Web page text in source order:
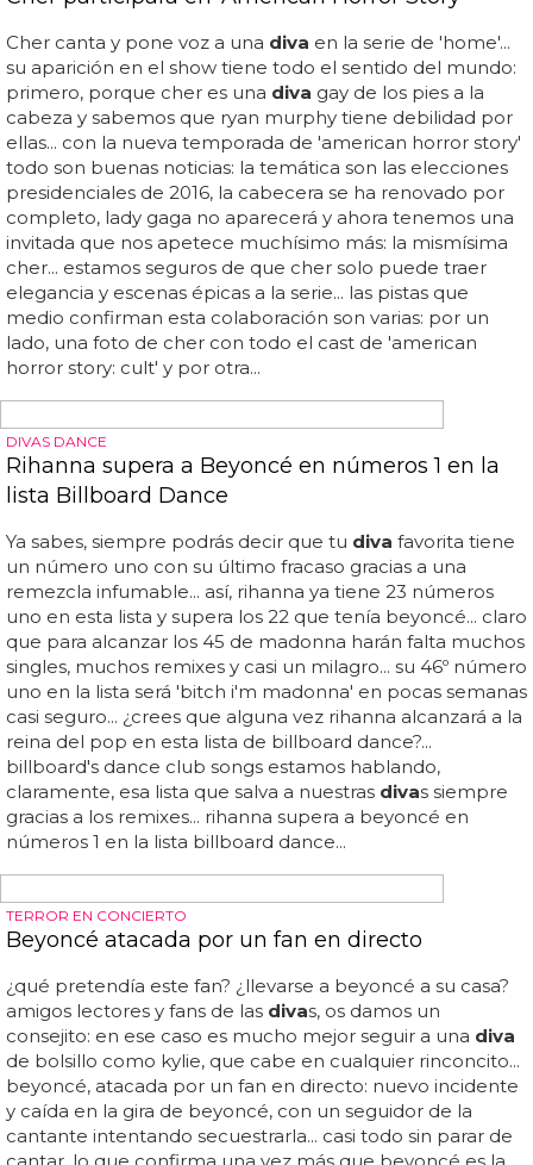
BRILLANTE
Pamela Anderson, más diva que nunca en una
sesión a cargo de Mario Testino
El habitual de madonna y lady di se ha soltado de todo
prejuicio y ha realizado unas fotos de lo más elegantes y
sensuales con la que fuediva
marcan los pezones, pero tampoco nos vamos a
escandalizar por algo que hemos visto más veces que la
cabecera de 'baywatch'... también hay que decir que el
pero si se usa para dar naturalidad a un personaje
neumático como pam, nos parece estupendo... el marco
incomparable será 'vogue brazil' y las imágenes son
maravillosas... pamela anderson renace con una
estupendísima sesió...
A QUIEN BUEN ÁRBOL SE ARRIMA...
Mary J. Blige colabora con Disclosure en 'F For
You'
Y ahora una diva se les une para un remix de su nuevo
single: mary j... blige colabora con disclosure en 'f for you':